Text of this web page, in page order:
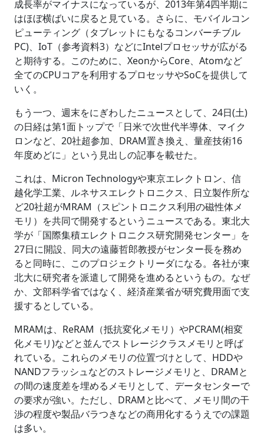
成長率がマイナスになっているが、2013年第4四半期に
はほぼ横ばいに戻ると見ている。さらに、モバイルコン
ピューティング（タブレットにもなるコンバーチブル
PC)、IoT（参考資料3）などにIntelプロセッサが広がる
と期待する。このために、XeonからCore、Atomなど
全てのCPUコアを利用するプロセッサやSoCを提供して
いく。
もう一つ、週末をにぎわしたニュースとして、24日(土)
の日経は第1面トップで「日米で次世代半導体、マイク
ロンなど、20社超参加、DRAM置き換え、量産技術16
年度めどに」という見出しの記事を載せた。
これは、Micron Technologyや東京エレクトロン、信
越化学工業、ルネサスエレクトロニクス、日立製作所な
ど20社超がMRAM（スピントロニクス利用の磁性体メ
モリ）を共同で開発するというニュースである。東北大
学が「国際集積エレクトロニクス研究開発センター」を
27日に開設、同大の遠藤哲郎教授がセンター長を務め
ると同時に、このプロジェクトリーダになる。各社が東
北大に研究者を派遣して開発を進めるというもの。なぜ
か、文部科学省ではなく、経済産業省が研究費用面で支
援するとしている。
MRAMは、ReRAM（抵抗変化メモリ）やPCRAM(相変
化メモリ)などと並んでストレージクラスメモリと呼ば
れている。これらのメモリの位置づけとして、HDDや
NANDフラッシュなどのストレージメモリと、DRAMと
の間の速度差を埋めるメモリとして、データセンターで
の要求が強い。ただし、DRAMと比べて、メモリ間の干
渉の程度や製品バラつきなどの商用化するうえでの課題
は多い。